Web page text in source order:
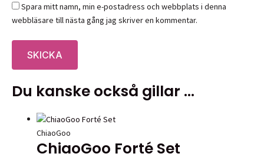
Spara mitt namn, min e-postadress och webbplats i denna
webbläsare till nästa gång jag skriver en kommentar.
Du kanske också gillar …
ChiaoGoo
ChiaoGoo Forté Set